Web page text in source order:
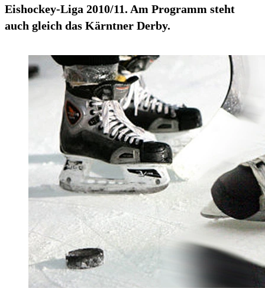
Eishockey-Liga 2010/11. Am Programm steht
auch gleich das Kärntner Derby.